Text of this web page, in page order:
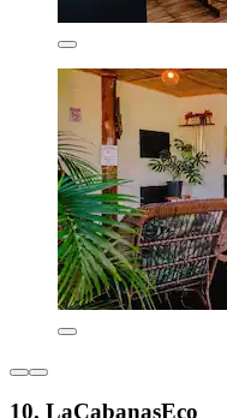
10. LaCabanasEco